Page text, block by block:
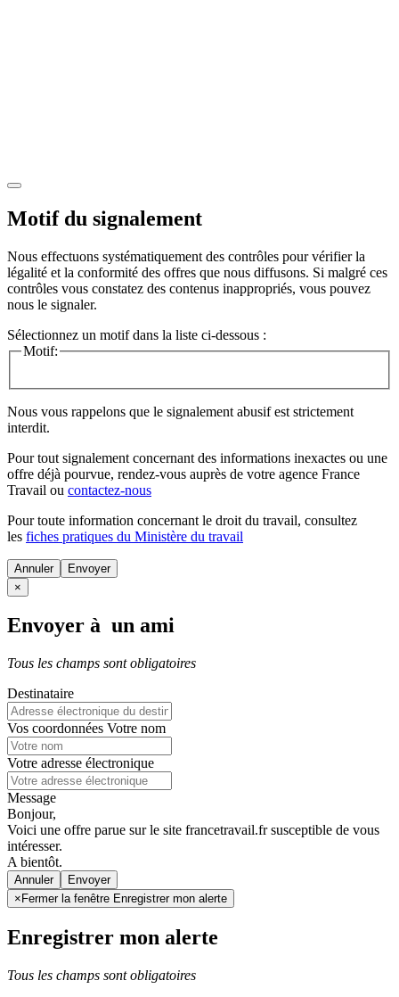
Motif du signalement
Nous effectuons systématiquement des contrôles pour vérifier la
légalité et la conformité des offres que nous diffusons. Si malgré ces
contrôles vous constatez des contenus inappropriés, vous pouvez
nous le signaler.
Sélectionnez un motif dans la liste ci-dessous :
Motif:
Nous vous rappelons que le signalement abusif est strictement
interdit.
Pour tout signalement concernant des informations inexactes ou une
offre déjà pourvue, rendez-vous auprès de votre agence France
Travail ou contactez-nous
Pour toute information concernant le droit du travail, consultez
les fiches pratiques du Ministère du travail
Annuler
×
Envoyer à un ami
Tous les champs sont obligatoires
Destinataire
Vos coordonnées Votre nom
Votre adresse électronique
Message
Bonjour,
Voici une offre parue sur le site francetravail.fr susceptible de vous
intéresser.
A bientôt.
Annuler
× Fermer la fenêtre Enregistrer mon alerte
Enregistrer mon alerte
Tous les champs sont obligatoires